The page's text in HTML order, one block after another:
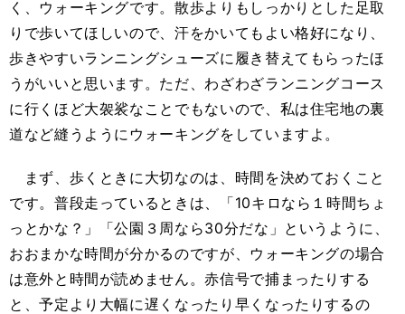
く、ウォーキングです。散歩よりもしっかりとした足取
りで歩いてほしいので、汗をかいてもよい格好になり、
歩きやすいランニングシューズに履き替えてもらったほ
うがいいと思います。ただ、わざわざランニングコース
に行くほど大袈裟なことでもないので、私は住宅地の裏
道など縫うようにウォーキングをしていますよ。
まず、歩くときに大切なのは、時間を決めておくこと
です。普段走っているときは、「10キロなら１時間ちょ
っとかな？」「公園３周なら30分だな」というように、
おおまかな時間が分かるのですが、ウォーキングの場合
は意外と時間が読めません。赤信号で捕まったりする
と、予定より大幅に遅くなったり早くなったりするの